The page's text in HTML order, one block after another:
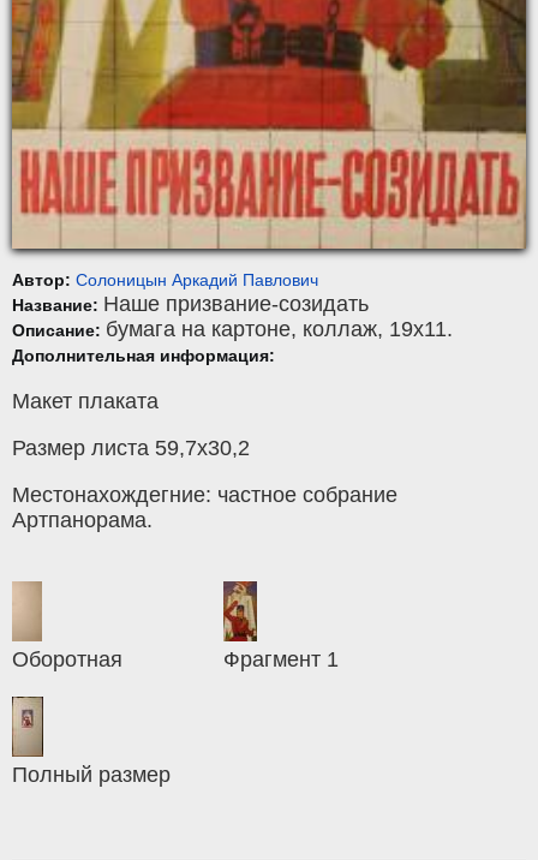
Автор: Солоницын Аркадий Павлович
Название: Наше призвание-созидать
Описание: бумага на картоне, коллаж, 19x11.
Дополнительная информация:
Макет плаката
Размер листа 59,7х30,2
Местонахождегние: частное собрание
Артпанорама.
Оборотная Фрагмент 1
Полный размер